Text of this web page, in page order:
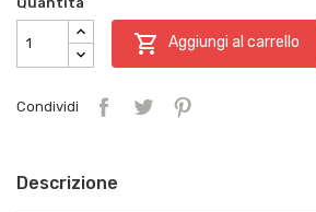
 Aggiungi al carrello
Condividi
Descrizione